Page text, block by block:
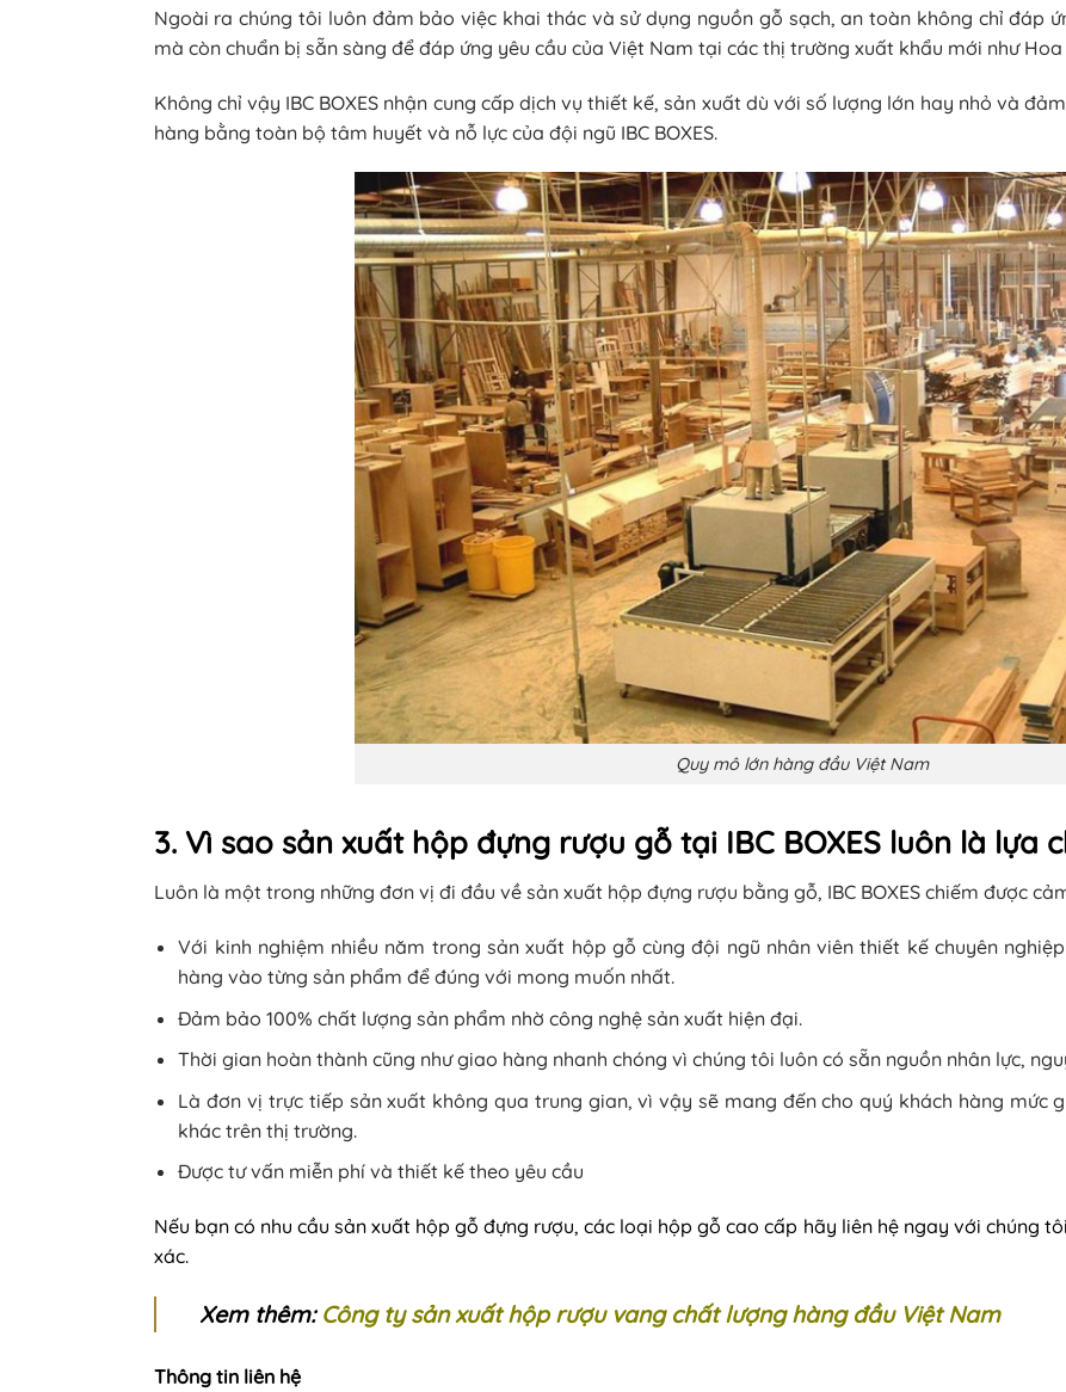
Ngoài ra chúng tôi luôn đảm bảo việc khai thác và sử dụng nguồn gỗ sạch, an toàn không chỉ đáp
mà còn chuẩn bị sẵn sàng để đáp ứng yêu cầu của Việt Nam tại các thị trường xuất khẩu mới như
Không chỉ vậy IBC BOXES nhận cung cấp dịch vụ thiết kế, sản xuất dù với số lượng lớn hay nhỏ và
hàng bằng toàn bộ tâm huyết và nỗ lực của đội ngũ IBC BOXES.
Quy mô lớn hàng đầu Việt Nam
3. Vì sao sản xuất hộp đựng rượu gỗ tại IBC BOXES luôn là lựa
Luôn là một trong những đơn vị đi đầu về sản xuất hộp đựng rượu bằng gỗ, IBC BOXES chiếm được
Với kinh nghiệm nhiều năm trong sản xuất hộp gỗ cùng đội ngũ nhân viên thiết kế chuyên
hàng vào từng sản phẩm để đúng với mong muốn nhất.
Đảm bảo 100% chất lượng sản phẩm nhờ công nghệ sản xuất hiện đại.
Thời gian hoàn thành cũng như giao hàng nhanh chóng vì chúng tôi luôn có sẵn nguồn nhân lực,
Là đơn vị trực tiếp sản xuất không qua trung gian, vì vậy sẽ mang đến cho quý khách hàng mức
khác trên thị trường.
Được tư vấn miễn phí và thiết kế theo yêu cầu
Nếu bạn có nhu cầu sản xuất hộp gỗ đựng rượu, các loại hộp gỗ cao cấp hãy liên hệ ngay với chúng
xác.
Xem thêm: Công ty sản xuất hộp rượu vang chất lượng hàng đầu Việt Nam
Thông tin liên hệ